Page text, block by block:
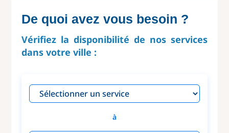
De quoi avez vous besoin ?
Vérifiez la disponibilité de nos services
dans votre ville :
à